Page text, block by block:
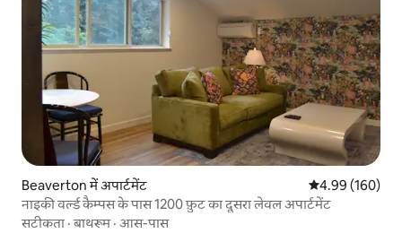
Beaverton में अपार्टमेंट औसत रेटिंग 5 में से
4.99 (160)
नाइकी वर्ल्ड कैम्पस के पास 1200 फ़ुट का दूसरा लेवल अपार्टमेंट
सटीकता ·बाथरूम· आस-पास